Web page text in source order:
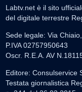
Labtv.net è il sito
del digitale terrestre
Sede legale: Via
P.IVA 02757950643
Oscr. R.E.A. AV
Editore: Consulservice
Testata giornalistica